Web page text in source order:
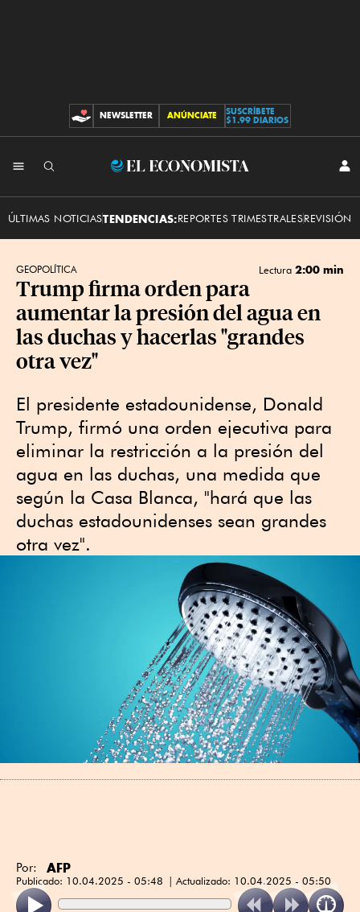
CONTRIBUCIONES
NEWSLETTER ANÚNCIATE
SUSCRÍBETE
$1.99 DIARIOS
El
ÚLTIMAS NOTICIASTENDENCIAS:REPORTES TRIMESTRALESREVISIÓN
GEOPOLÍTICA Lectura 2:00 min
Trump firma orden para
aumentar la presión del agua en
las duchas y hacerlas "grandes
otra vez"
El presidente estadounidense, Donald
Trump, firmó una orden ejecutiva para
eliminar la restricción a la presión del
agua en las duchas, una medida que
según la Casa Blanca, "hará que las
duchas estadounidenses sean grandes
otra vez".
Por: AFP
Publicado: 10.04.2025 - 05:48 Actualizado: 10.04.2025 - 05:50